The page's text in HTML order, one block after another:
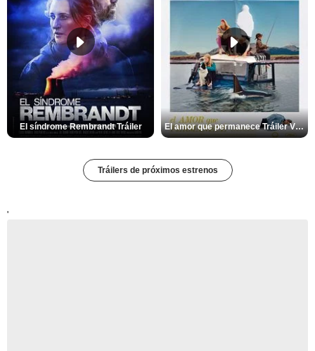
El síndrome Rembrandt Tráiler El amor que permanece Tráiler VOSE
Tráilers de próximos estrenos
'